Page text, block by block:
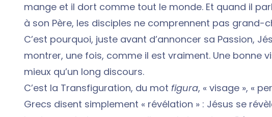
mange et il dort comme tout le monde. Et quand il
à son Père, les disciples ne comprennent pas grand-
C’est pourquoi, juste avant d’annoncer sa Passion,
montrer, une fois, comme il est vraiment. Une bonne
mieux qu’un long discours.
C’est la Transfiguration, du mot figura, « visage », «
Grecs disent simplement « révélation » : Jésus se